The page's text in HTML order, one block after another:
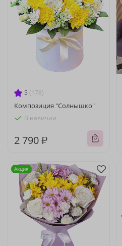
5 (178)
Композиция "Солнышко"
В наличии
2 790 ₽
Акция